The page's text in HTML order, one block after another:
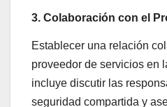
3. Colaboración con el
Establecer una relación
proveedor de servicios en
incluye discutir las
seguridad compartida y